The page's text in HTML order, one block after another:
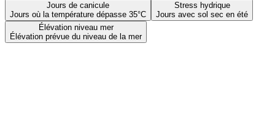
Jours de canicule
Jours où la température dépasse 35°C
Stress hydrique
Jours avec sol sec en été
Élévation niveau mer
Élévation prévue du niveau de la mer